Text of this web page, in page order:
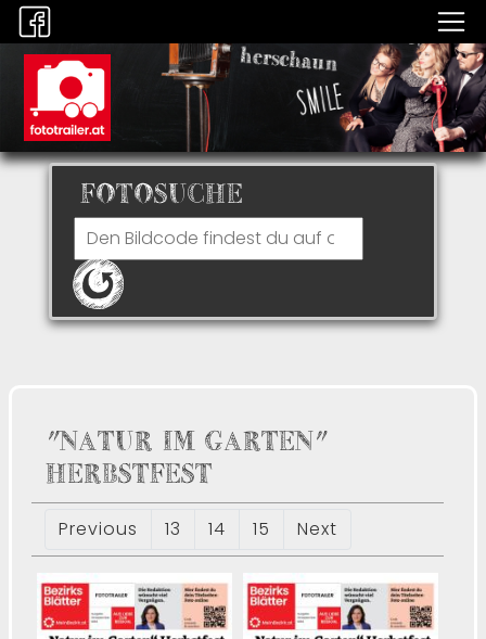
FOTOSUCHE
"NATUR IM GARTEN"
HERBSTFEST
Previous 13 14 15 Next